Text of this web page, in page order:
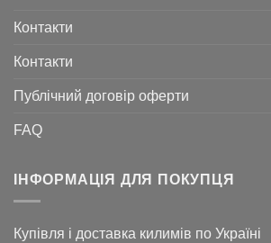
Контакти
Контакти
Публічний договір оферти
FAQ
ІНФОРМАЦІЯ ДЛЯ ПОКУПЦЯ
Купівля і доставка килимів по Україні